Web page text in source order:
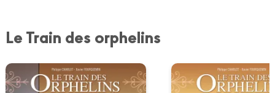
Le Train des orphelins